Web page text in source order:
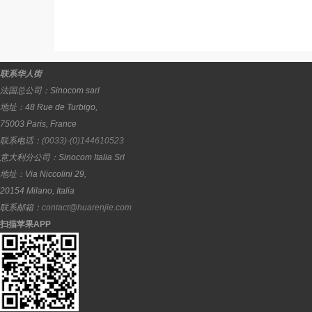
联系华人街
法国总公司： Sinocom sarl
地址： 48 Rue de Turbigo,
75003 Paris, France
联系电话： (0033)-(0)144610523
意大利分公司： Sinocom Italia Srl
地址： Via Niccolini 29,
20154 Milano, Italia
联系邮箱： contact@huarenjie.com
扫描苹果APP